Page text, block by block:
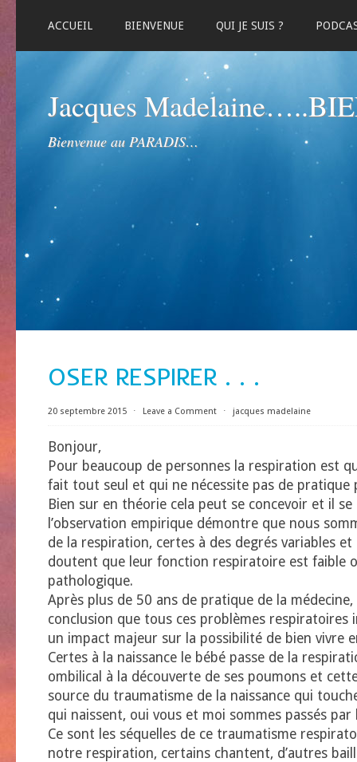
ACCUEIL BIENVENUE QUI JE SUIS ?
Jacques
Bienvenue au PARADIS…
OSER RESPIRER . . .
20 septembre 2015 ⋅ Leave a Comment ⋅ jacques madelaine
Bonjour,
Pour beaucoup de personnes la respiration est
fait tout seul et qui ne nécessite pas de pratique
Bien sur en théorie cela peut se concevoir et il
l’observation empirique démontre que nous
de la respiration, certes à des degrés variables et
doutent que leur fonction respiratoire est faible
pathologique.
Après plus de 50 ans de pratique de la
conclusion que tous ces problèmes respiratoires
un impact majeur sur la possibilité de bien vivre
Certes à la naissance le bébé passe de la
ombilical à la découverte de ses poumons et
source du traumatisme de la naissance qui
qui naissent, oui vous et moi sommes passés par
Ce sont les séquelles de ce traumatisme
notre respiration, certains chantent, d’autres